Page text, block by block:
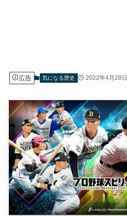
広告 気になる歴史 2022年4月28日